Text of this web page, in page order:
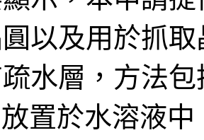
以及用於抓
水層，方法
置於水溶液